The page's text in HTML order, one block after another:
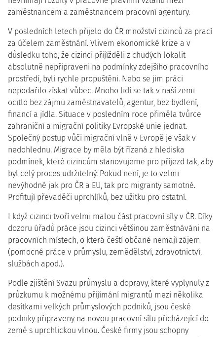
zaměstnancem a zaměstnancem pracovní agentury.
V posledních letech přijelo do ČR množství cizinců za prací
za účelem zaměstnání. Vlivem ekonomické krize a v
důsledku toho, že cizinci přijížděli z chudých lokalit
absolutně nepřipraveni na podmínky zdejšího pracovního
prostředí, byli rychle propuštěni. Nebo se jim práci
nepodařilo získat vůbec. Mnoho lidí se tak v naší zemi
ocitlo bez zájmu zaměstnavatelů, agentur, bez bydlení,
financí a jídla. Situace v posledním roce přiměla tvůrce
zahraniční a migrační politiky Evropské unie jednat.
Společný postup vůči migrační vlně v Evropě je však v
nedohlednu. Migrace by měla být řízená z hlediska
podmínek, které cizincům stanovujeme pro příjezd tak, aby
byl celý proces udržitelný. Pokud není, je to velmi
nevýhodné jak pro ČR a EU, tak pro migranty samotné.
Profitují převaděči uprchlíků, bez užitku pro ostatní.
I když cizinci tvoří velmi malou část pracovní síly v ČR. Díky
dozoru úřadů práce jsou cizinci většinou zaměstnáváni na
pracovních místech, o která čeští občané nemají zájem
(pomocné práce v průmyslu, zemědělství, zdravotnictví,
službách apod.).
Podle zjištění Svazu průmyslu a dopravy, které vyplynuly z
průzkumu k možnému přijímání migrantů mezi několika
desítkami velkých průmyslových podniků, jsou české
podniky připraveny na novou pracovní sílu přicházející do
země s uprchlickou vlnou. České firmy jsou schopny